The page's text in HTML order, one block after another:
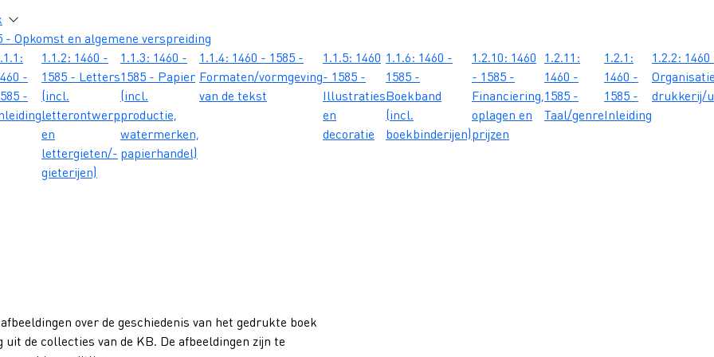
- Opkomst en algemene verspreiding
-
-
1.1.2: 1460 -
1585 - Letters
(incl.
letterontwerp
en
lettergieten/-
gieterijen)
1.1.3: 1460 -
1585 - Papier
(incl.
productie,
watermerken,
papierhandel)
1.1.4: 1460 - 1585 -
Formaten/vormgeving
van de tekst
1.1.5: 1460
- 1585 -
Illustraties
en
decoratie
1.1.6: 1460 -
1585 -
Boekband
(incl.
boekbinderijen)
1.2.10: 1460
- 1585 -
Financiering,
oplagen en
prijzen
1.2.11:
1460 -
1585 -
Taal/genre
1.2.1:
1460 -
1585 -
Inleiding
1.2.2:
drukkerij/
over de geschiedenis van het gedrukte boek
de collecties van de KB. De afbeeldingen zijn te